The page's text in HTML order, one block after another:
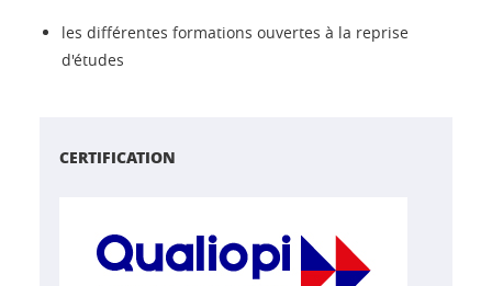
les différentes formations ouvertes à la reprise
d'études
CERTIFICATION